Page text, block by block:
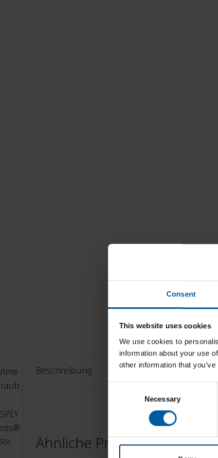
Consent
This website uses cookies
We use cookies to
information about your use
other information that
Necessary
Beschreibung
Ähnliche Produkte